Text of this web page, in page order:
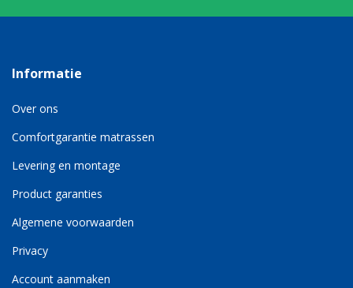
Informatie
Over ons
Comfortgarantie matrassen
Levering en montage
Product garanties
Algemene voorwaarden
Privacy
Account aanmaken